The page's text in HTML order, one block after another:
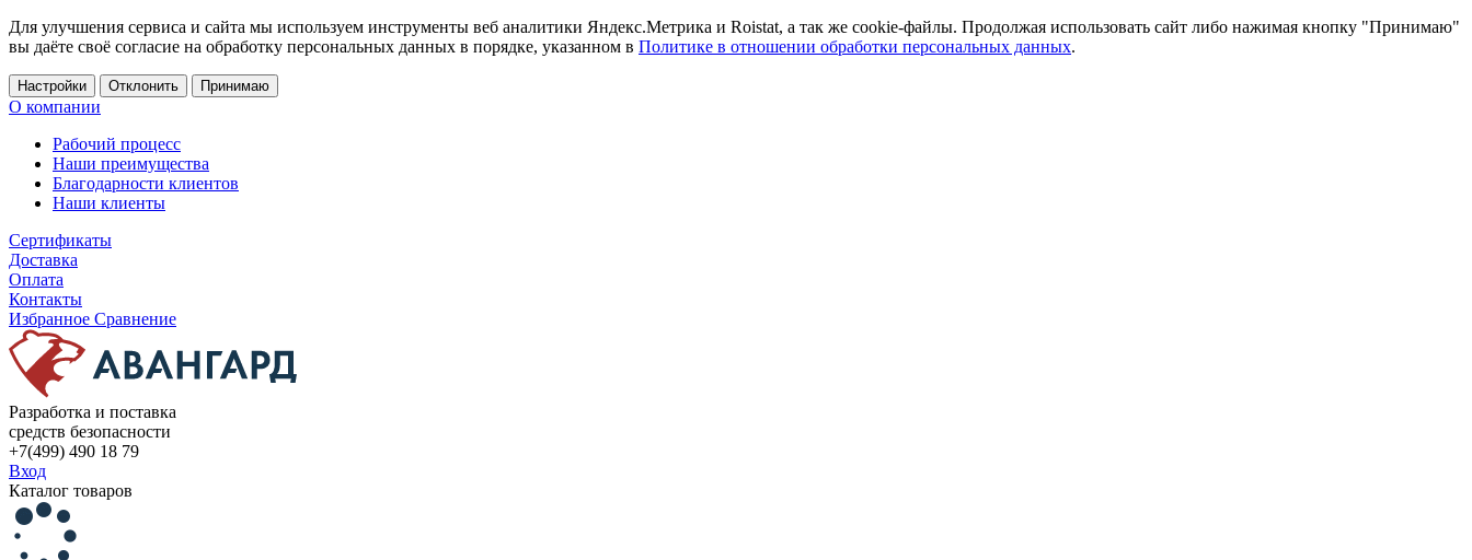
Для улучшения сервиса и сайта мы используем инструменты веб аналитики Яндекс.Метрика и Roistat, а так же cookie-файлы. Продолжая использовать сайт либо нажимая кнопку "Принимаю"
вы даёте своё согласие на обработку персональных данных в порядке, указанном в Политике в отношении обработки персональных данных.
Настройки Отклонить Принимаю
О компании
Рабочий процесс
Наши преимущества
Благодарности клиентов
Наши клиенты
Сертификаты
Доставка
Оплата
Контакты
Избранное Сравнение
Разработка и поставка
средств безопасности
+7(499) 490 18 79
Вход
Каталог товаров